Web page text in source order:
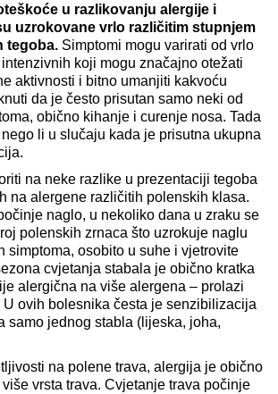
u razlikovanju alergije i
uzrokovane vrlo različitim stupnjem
tegoba. Simptomi mogu varirati od vrlo
koji mogu značajno otežati
aktivnosti i bitno umanjiti kakvoću
da je često prisutan samo neki od
obično kihanje i curenje nosa. Tada
li u slučaju kada je prisutna ukupna
na neke razlike u prezentaciji tegoba
na alergene različitih polenskih klasa.
naglo, u nekoliko dana u zraku se
polenskih zrnaca što uzrokuje naglu
simptoma, osobito u suhe i vjetrovite
cvjetanja stabala je obično kratka
alergična na više alergena – prolazi
U ovih bolesnika česta je senzibilizacija
samo jednog stabla (lijeska, joha,
na polene trava, alergija je obično
vrsta trava. Cvjetanje trava počinje